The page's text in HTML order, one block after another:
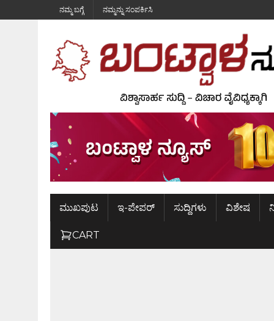
ನಮ್ಮ ಬಗ್ಗೆ ನಮ್ಮನ್ನು ಸಂಪರ್ಕಿಸಿ
ಮುಖಪುಟ ಇ-ಪೇಪರ್ ಸುದ್ದಿಗಳು ವಿಶೇಷ
CART